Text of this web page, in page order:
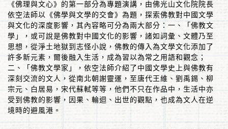
《佛理與文心》的第一部分為專題演講，由佛光山文化院院長
依空法師以《佛學與文學的交會》為題，探索佛教對中國文學
與文化的深度影響，其內容略可分為兩大部分：一、「佛教文
學」，或可說是佛教對中國文化的影響，諸如詞彙、文體乃至
思想，從淨土地獄到志怪小說，佛教的傳入為文學文化添加了
許多新元素，爾後融入生活，成為習以為常之用語和觀念；
二、「佛教文學家」，依空法師介紹了中國文學史上與佛教有
深刻交流的文人，從南北朝謝靈運，至唐代王維、劉禹錫、柳
宗元、白居易，宋代蘇軾等等，他們不只在作品中，生活中亦
受到佛教的影響，因果、輪迴、出世的觀點，也成為文人在逆
境時的避風港。